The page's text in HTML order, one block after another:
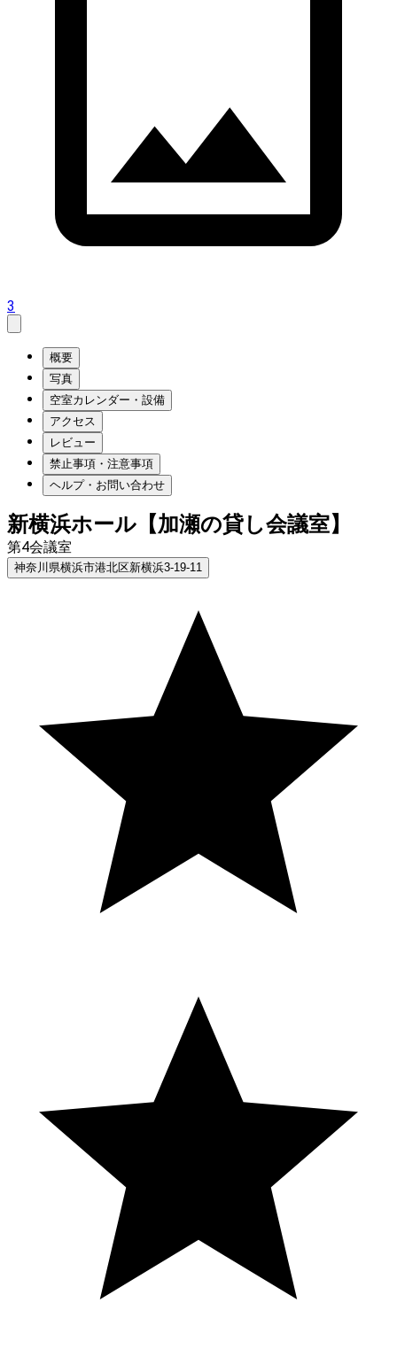
3
概要
写真
空室カレンダー・設備
アクセス
レビュー
禁止事項・注意事項
ヘルプ・お問い合わせ
新横浜ホール【加瀬の貸し会議室】
第4会議室
神奈川県横浜市港北区新横浜3-19-11